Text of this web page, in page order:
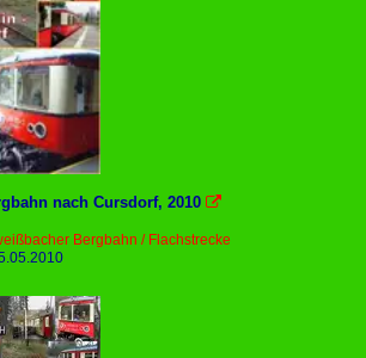
nach Cursdorf, 2010 
Bergbahn / Flachstrecke